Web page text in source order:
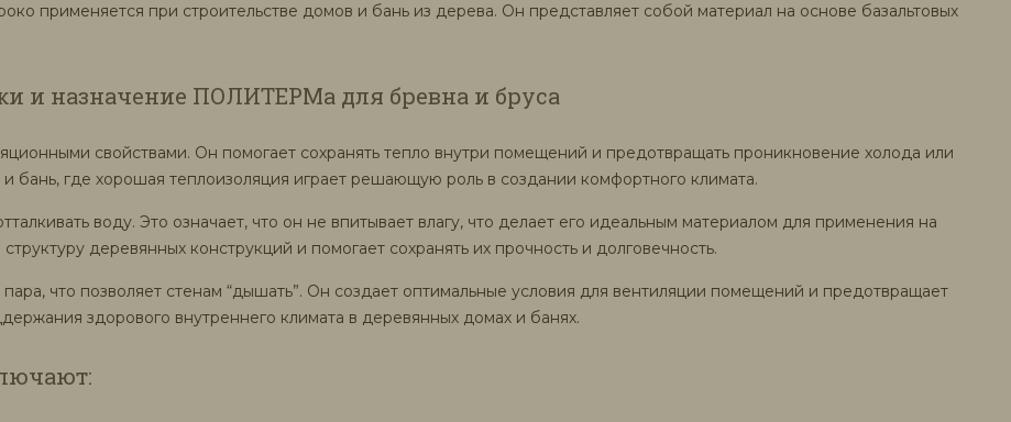
применяется при строительстве домов и бань из дерева. Он представляет собой материал на основе базальтовых
и назначение ПОЛИТЕРМа для бревна и бруса
свойствами. Он помогает сохранять тепло внутри помещений и предотвращать проникновение холода или
бань, где хорошая теплоизоляция играет решающую роль в создании комфортного климата.
воду. Это означает, что он не впитывает влагу, что делает его идеальным материалом для применения на
деревянных конструкций и помогает сохранять их прочность и долговечность.
что позволяет стенам “дышать”. Он создает оптимальные условия для вентиляции помещений и предотвращает
здорового внутреннего климата в деревянных домах и банях.